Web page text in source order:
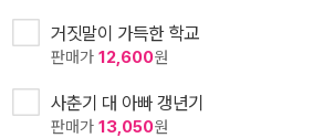
거짓말이 가득한 학교
판매가 12,600원
사춘기 대 아빠 갱년기
판매가 13,050원